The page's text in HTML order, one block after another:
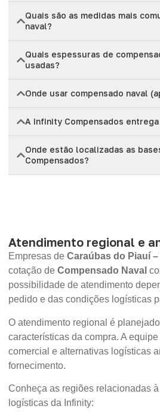
Quais são as medidas mais
naval?
Quais espessuras de
usadas?
Onde usar compensado naval
A Infinity Compensados
Onde estão localizadas as
Compensados?
Atendimento regional e
Empresas de Caraúbas do Piauí –
cotação de Compensado Naval
possibilidade de atendimento
pedido e das condições logísticas
O atendimento regional é
características da compra. A
comercial e alternativas logísticas
fornecimento.
Conheça as regiões relacionadas
logísticas da Infinity: